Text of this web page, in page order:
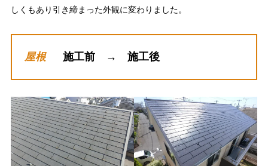
しくもあり引き締まった外観に変わりました。
屋根 施工前 → 施工後